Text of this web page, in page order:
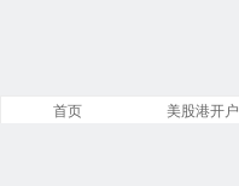
首页 美股港开户